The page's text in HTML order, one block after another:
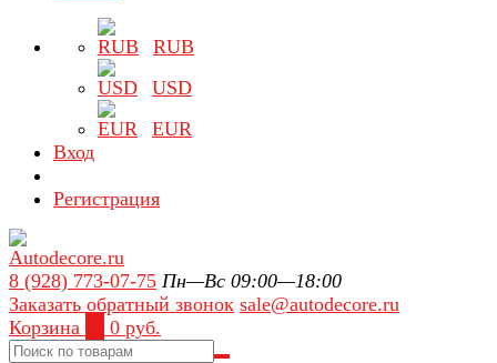
RUB
USD
EUR
Вход
Регистрация
8 (928) 773-07-75 Пн—Вс 09:00—18:00
Заказать обратный звонок sale@autodecore.ru
Корзина
0 руб.